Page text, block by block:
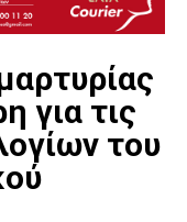
για τις
του